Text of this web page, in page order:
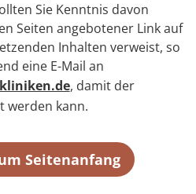
Sie Kenntnis davon
Seiten angebotener Link auf
Inhalten verweist, so
eine E-Mail an
, damit der
werden kann.
Seitenanfang